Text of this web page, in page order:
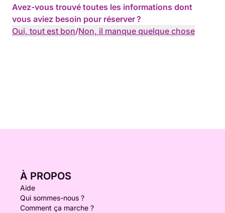
Avez-vous trouvé toutes les informations dont
vous aviez besoin pour réserver ?
Oui, tout est bon/Non, il manque quelque chose
À PROPOS
Aide
Qui sommes-nous ?
Comment ça marche ?